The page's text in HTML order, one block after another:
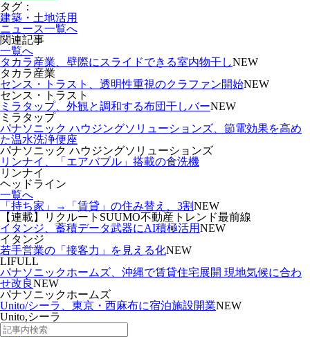
タグ：
建築・土地活用
ニュース一覧へ
関連記事
一覧へ
タカラ産業、壁際にスライドできる室内物干しNEW
タカラ産業
センス・トラスト、透明性重視のクラファン開始NEW
センス・トラスト
ミラタップ、外観と調和する布団干しバーNEW
ミラタップ
パナソニック ハウジングソリューションズ、節電効果を高め
た温水洗浄便座
パナソニック ハウジングソリューションズ
リンナイ、「エアバブル」搭載の食洗機
リンナイ
ヘッドライン
一覧へ
「持ち家」→「賃貸」の住み替え、3割NEW
【連載】リクルートSUUMO不動産トレンド最前線
イタンジ、蓄積データ武器にAI積極活用NEW
イタンジ
若手営業の「接客力」を見える化NEW
LIFULL
パナソニックホームズ、沖縄で賃貸住宅展開 現地気候に合わ
せ改良NEW
パナソニックホームズ
Unito/シーラ、東京・西麻布に宿泊施設開業NEW
Unito,シーラ